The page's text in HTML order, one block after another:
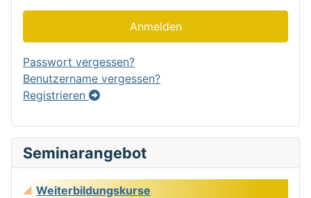
Anmelden
Passwort vergessen?
Benutzername vergessen?
Registrieren
Seminarangebot
Weiterbildungskurse